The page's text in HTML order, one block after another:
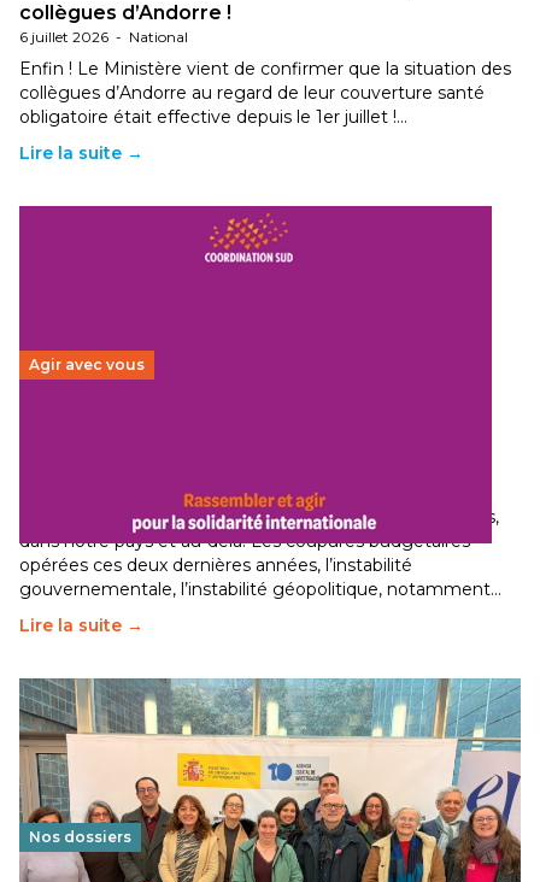
collègues d’Andorre !
6 juillet 2026 - National
Enfin ! Le Ministère vient de confirmer que la situation des
collègues d’Andorre au regard de leur couverture santé
obligatoire était effective depuis le 1er juillet !…
Lire la suite →
Agir avec vous
Le secteur humanitaire connaît des difficultés profondes,
dans notre pays et au-delà. Les coupures budgétaires
opérées ces deux dernières années, l’instabilité
gouvernementale, l’instabilité géopolitique, notamment…
Lire la suite →
Nos dossiers